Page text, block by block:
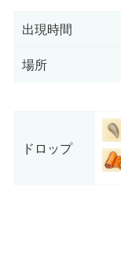
出現時間
場所
ドロップ